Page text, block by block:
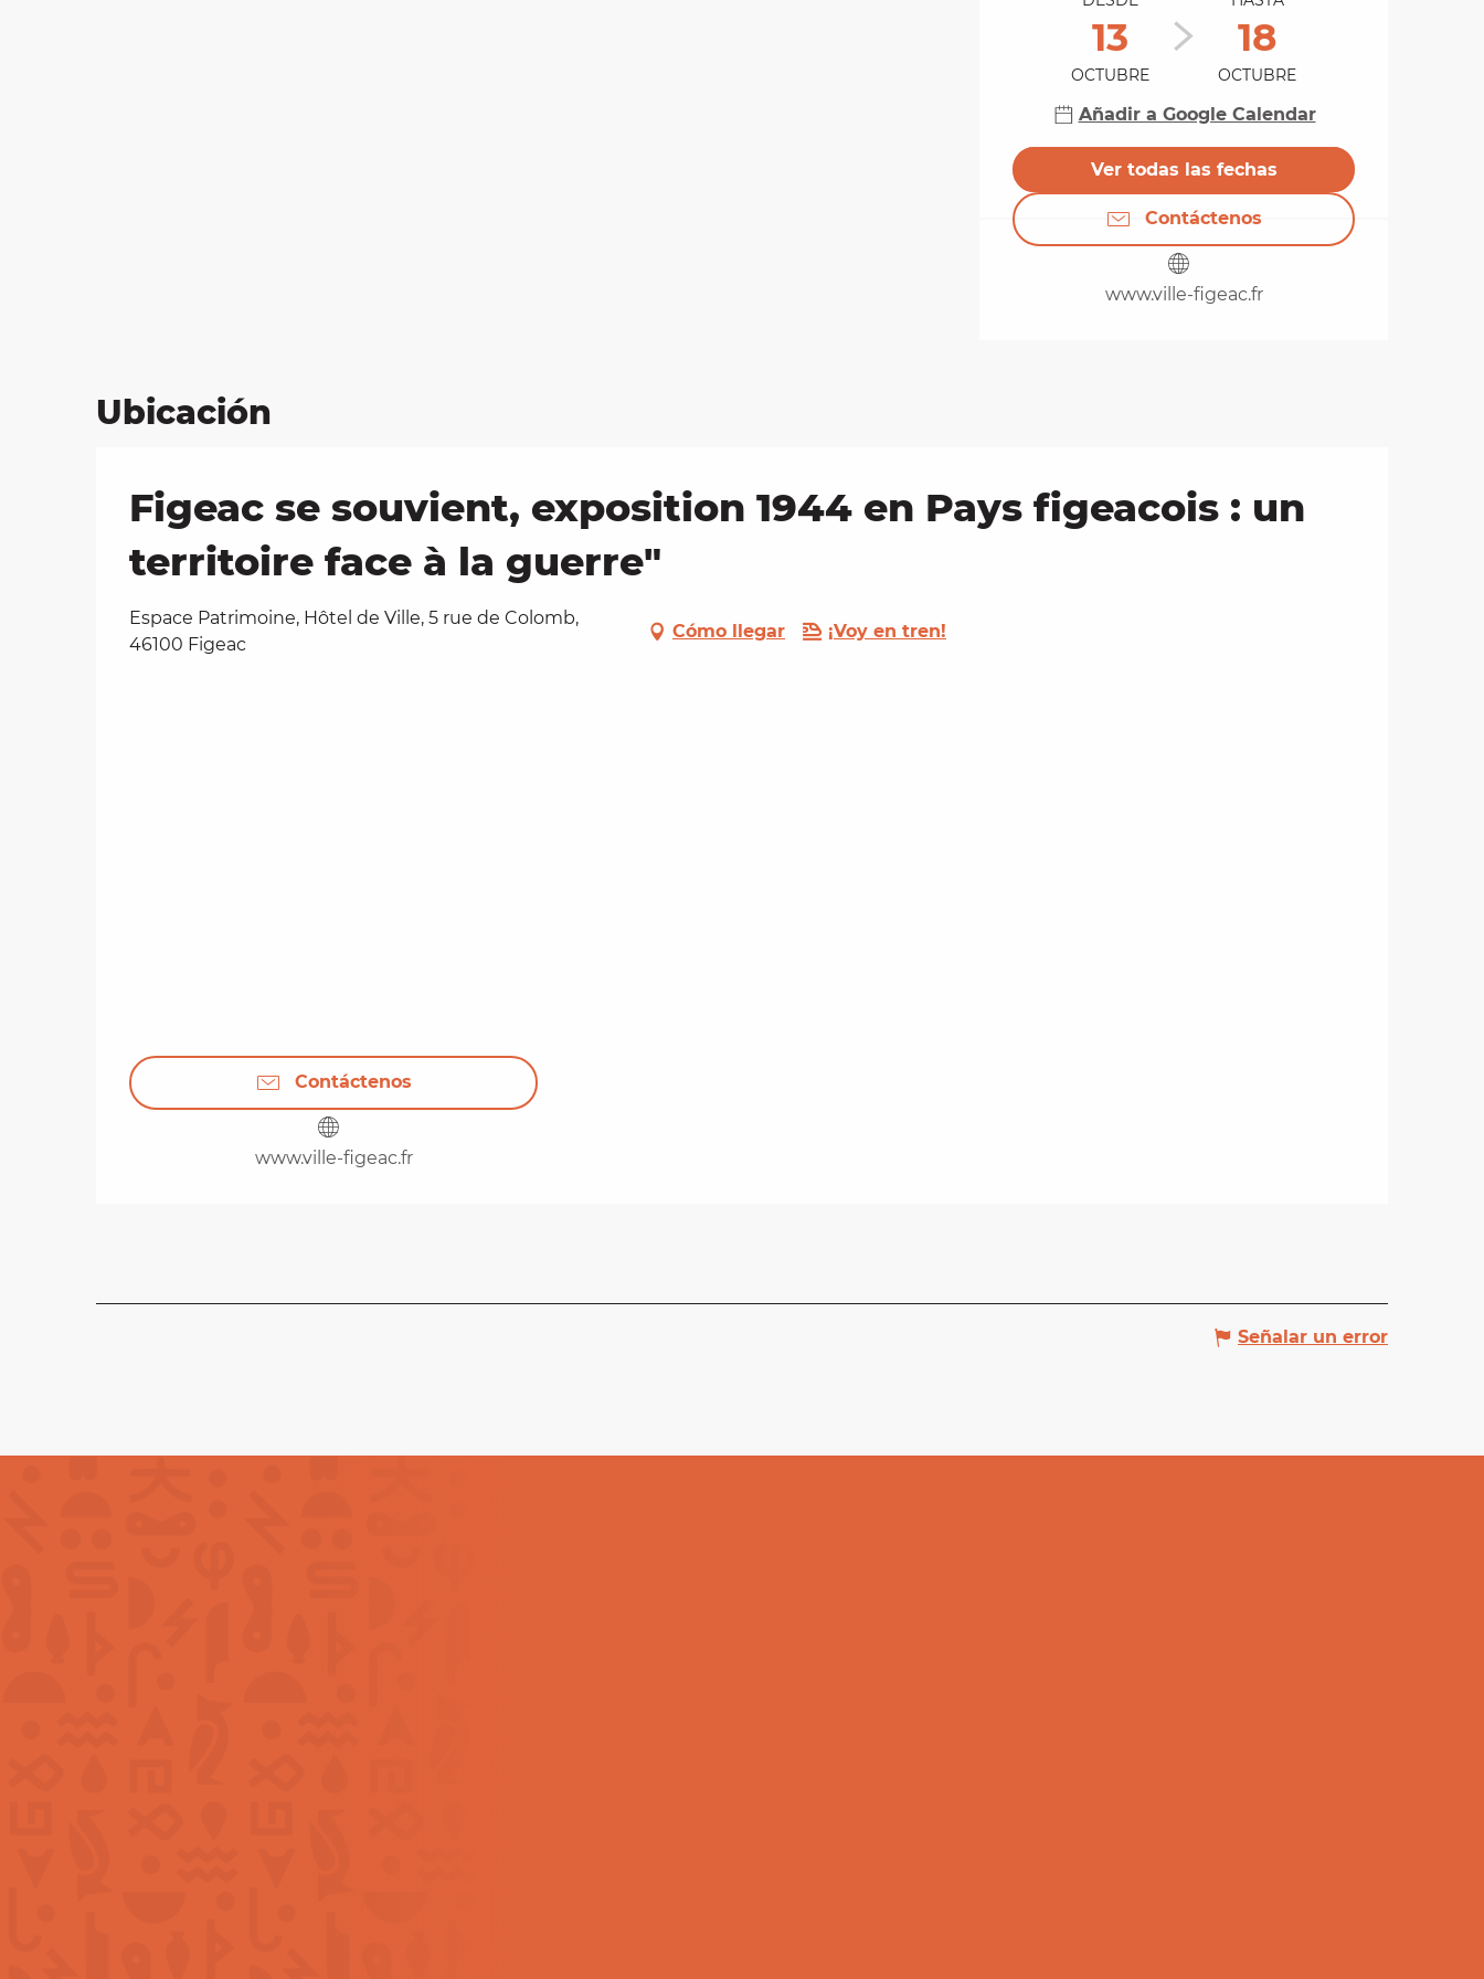
13
OCTUBRE
18
OCTUBRE
Añadir a Google Calendar
Ver todas las fechas
Contáctenos
www.ville-figeac.fr
Ubicación
Figeac se souvient, exposition 1944 en Pays figeacois : un
territoire face à la guerre"
Espace Patrimoine, Hôtel de Ville, 5 rue de Colomb,
46100 Figeac
Cómo llegar ¡Voy en tren!
Contáctenos
www.ville-figeac.fr
Señalar un error